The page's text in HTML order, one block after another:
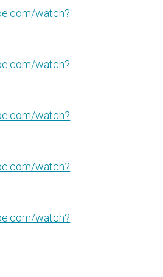
watch?
watch?
watch?
watch?
watch?